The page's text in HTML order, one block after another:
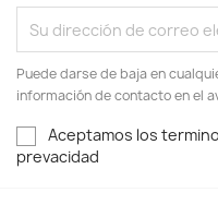
Puede darse de baja en
información de contacto en el
Aceptamos los
prevacidad